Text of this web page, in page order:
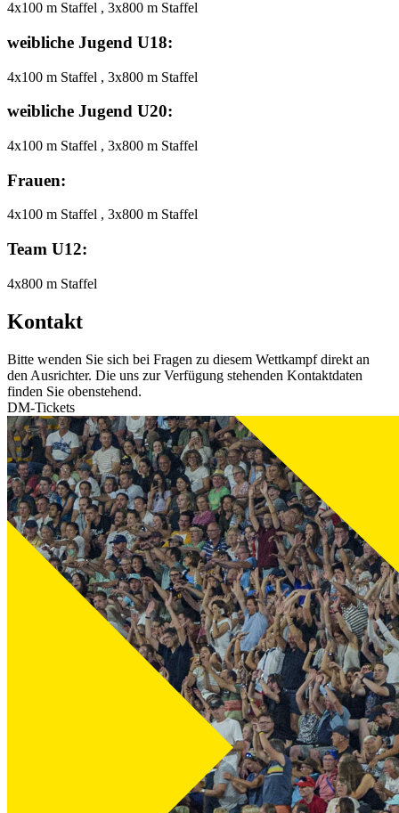
4x100 m Staffel , 3x800 m Staffel
weibliche Jugend U18:
4x100 m Staffel , 3x800 m Staffel
weibliche Jugend U20:
4x100 m Staffel , 3x800 m Staffel
Frauen:
4x100 m Staffel , 3x800 m Staffel
Team U12:
4x800 m Staffel
Kontakt
Bitte wenden Sie sich bei Fragen zu diesem Wettkampf direkt an
den Ausrichter. Die uns zur Verfügung stehenden Kontaktdaten
finden Sie obenstehend.
DM-Tickets